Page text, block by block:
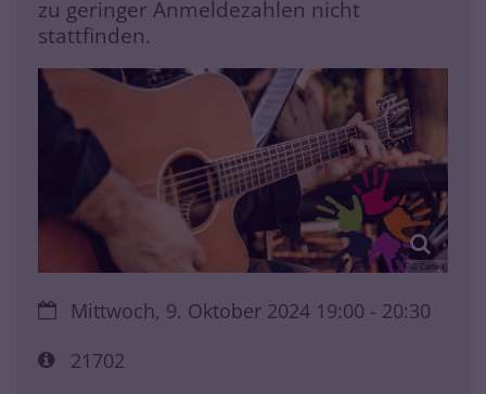
zu geringer Anmeldezahlen nicht
stattfinden.
© Canva
Datum:Mittwoch, 9. Oktober 2024 19:00 - 20:30
Art bzw. Nummer:
21702